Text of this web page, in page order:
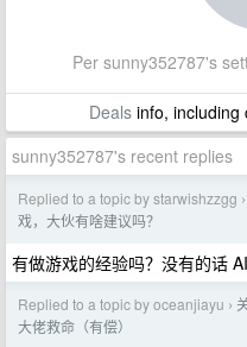
Per sunny352787's
Dealsinfo, including
sunny352787's recent replies
Replied to a topic by starwishzzgg ›
戏，大伙有啥建议吗？
有做游戏的经验吗？没有的话
Replied to a topic by oceanjiayu ›
大佬救命（有偿）